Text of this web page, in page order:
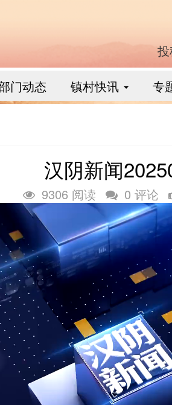
投
门动态 镇村快讯 专
汉阴新闻
9306 阅读 0 评论